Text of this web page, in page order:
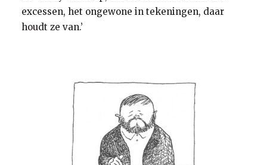
excessen, het ongewone in tekeningen, daar
houdt ze van.’